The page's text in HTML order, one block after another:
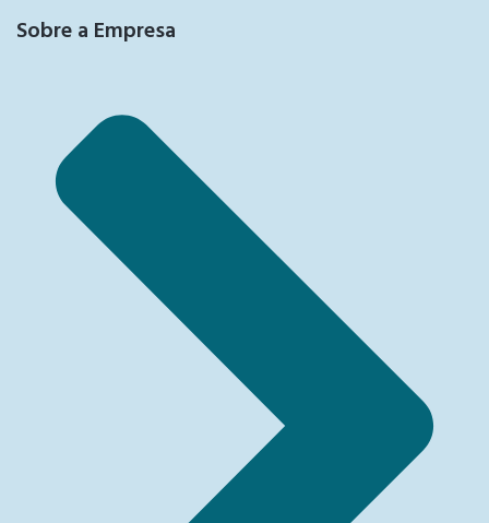
Sobre a Empresa